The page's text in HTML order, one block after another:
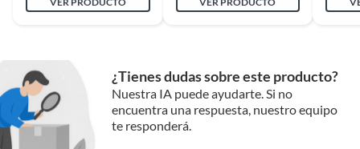
¿Tienes dudas sobre este producto?
Nuestra IA puede ayudarte. Si no
encuentra una respuesta, nuestro equipo
te responderá.